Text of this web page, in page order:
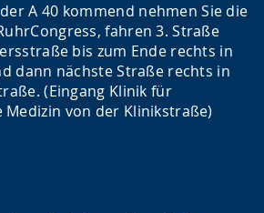
A 40 kommend nehmen Sie die
fahren 3. Straße
bis zum Ende rechts in
dann nächste Straße rechts in
(Eingang Klinik für
Medizin von der Klinikstraße)